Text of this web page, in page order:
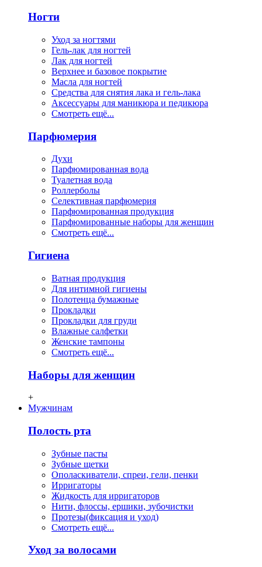
Ногти
Уход за ногтями
Гель-лак для ногтей
Лак для ногтей
Верхнее и базовое покрытие
Масла для ногтей
Средства для снятия лака и гель-лака
Аксессуары для маникюра и педикюра
Смотреть ещё...
Парфюмерия
Духи
Парфюмированная вода
Туалетная вода
Роллерболы
Селективная парфюмерия
Парфюмированная продукция
Парфюмированные наборы для женщин
Смотреть ещё...
Гигиена
Ватная продукция
Для интимной гигиены
Полотенца бумажные
Прокладки
Прокладки для груди
Влажные салфетки
Женские тампоны
Смотреть ещё...
Наборы для женщин
+
Мужчинам
Полость рта
Зубные пасты
Зубные щетки
Ополаскиватели, спреи, гели, пенки
Ирригаторы
Жидкость для ирригаторов
Нити, флосcы, ершики, зубочистки
Протезы(фиксация и уход)
Смотреть ещё...
Уход за волосами